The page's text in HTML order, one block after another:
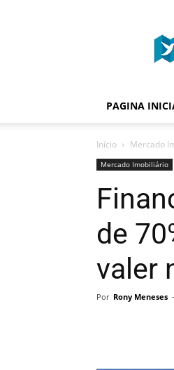
PAGINA
Início Mercado
Mercado Imobiliário
de
valer
Por Rony Meneses -